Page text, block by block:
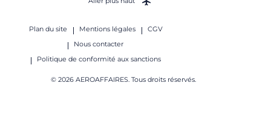
Plan du site Mentions légales
CGV
Nous contacter
Politique de conformité aux sanctions
© 2026 AEROAFFAIRES. Tous droits réservés.